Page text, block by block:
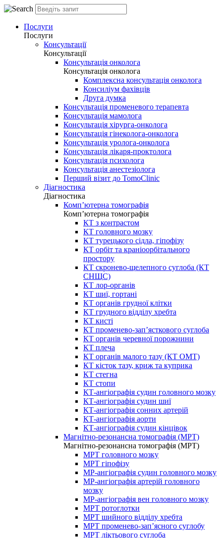
Послуги
Послуги
Консультації
Консультації
Консультація онколога
Консультація онколога
Комплексна консультація онколога
Консиліум фахівців
Друга думка
Консультація променевого терапевта
Консультація мамолога
Консультація хірурга-онколога
Консультація гінеколога-онколога
Консультація уролога-онколога
Консультація лікаря-проктолога
Консультація психолога
Консультація анестезіолога
Перший візит до TomoClinic
Діагностика
Діагностика
Комп’ютерна томографія
Комп’ютерна томографія
КТ з контрастом
КТ головного мозку
КТ турецького сідла, гіпофізу
КТ орбіт та краніоорбітального
простору
КТ скронево-щелепного суглоба (КТ
СНЩС)
КТ лор-органів
КТ шиї, гортані
КТ органів грудної клітки
КТ грудного відділу хребта
КТ кисті
КТ променево-зап’ясткового суглоба
КТ органів черевної порожнини
КТ плеча
КТ органів малого тазу (КТ ОМТ)
КТ кісток тазу, криж та куприка
КТ стегна
КТ стопи
КТ-ангіографія судин головного мозку
КТ-ангіографія судин шиї
КТ-ангіографія сонних артерій
КТ-ангіографія аорти
КТ-ангіографія судин кінцівок
Магнітно-резонансна томографія (МРТ)
Магнітно-резонансна томографія (МРТ)
МРТ головного мозку
МРТ гіпофізу
МР-ангіографія судин головного мозку
МР-ангіографія артерій головного
мозку
МР-ангіографія вен головного мозку
МРТ ротоглотки
МРТ шийного відділу хребта
МРТ променево-зап’ясного суглобу
МРТ ліктьового суглоба